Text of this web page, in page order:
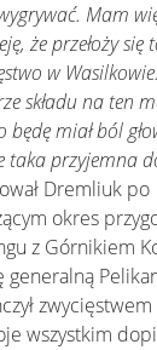
Mam
że przełoży się
w
składu na ten
będę miał ból
taka przyjemna
Dremliuk po
okres
z Górnikiem
generalną
wszystkim